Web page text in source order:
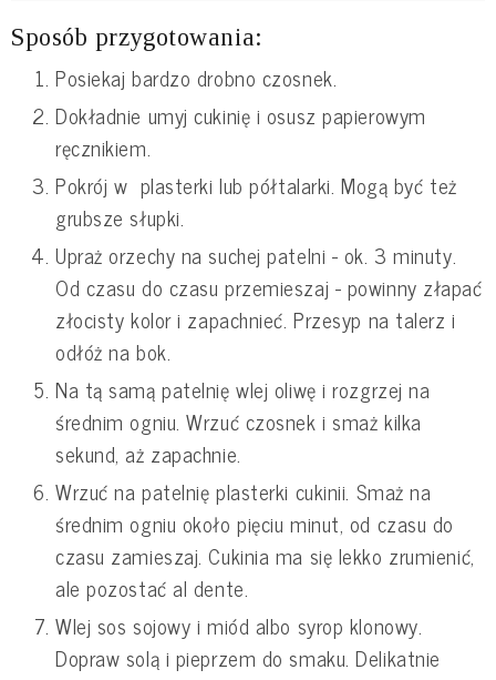
Sposób przygotowania:
Posiekaj bardzo drobno czosnek.
Dokładnie umyj cukinię i osusz papierowym
ręcznikiem.
Pokrój w plasterki lub półtalarki. Mogą być też
grubsze słupki.
Upraż orzechy na suchej patelni - ok. 3 minuty.
Od czasu do czasu przemieszaj - powinny złapać
złocisty kolor i zapachnieć. Przesyp na talerz i
odłóż na bok.
Na tą samą patelnię wlej oliwę i rozgrzej na
średnim ogniu. Wrzuć czosnek i smaż kilka
sekund, aż zapachnie.
Wrzuć na patelnię plasterki cukinii. Smaż na
średnim ogniu około pięciu minut, od czasu do
czasu zamieszaj. Cukinia ma się lekko zrumienić,
ale pozostać al dente.
Wlej sos sojowy i miód albo syrop klonowy.
Dopraw solą i pieprzem do smaku. Delikatnie